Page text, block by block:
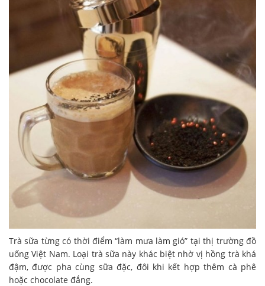
Trà sữa từng có thời điểm “làm mưa làm gió” tại thị trường đồ
uống Việt Nam. Loại trà sữa này khác biệt nhờ vị hồng trà khá
đậm, được pha cùng sữa đặc, đôi khi kết hợp thêm cà phê
hoặc chocolate đắng.